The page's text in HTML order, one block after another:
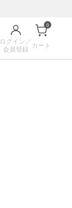
ログイン／
会員登録
0
カート